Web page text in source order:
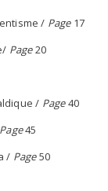
/ Page 17
Page20
/ Page40
Page45
/ Page50